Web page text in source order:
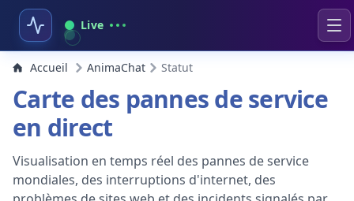
Live
Accueil AnimaChat Statut
Carte des pannes de service
en direct
Visualisation en temps réel des pannes de service
mondiales, des interruptions d'internet, des